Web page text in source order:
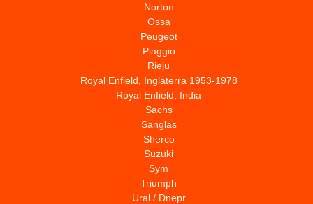
Norton
Ossa
Peugeot
Piaggio
Rieju
Royal Enfield, Inglaterra 1953-1978
Royal Enfield, India
Sachs
Sanglas
Sherco
Suzuki
Sym
Triumph
Ural / Dnepr